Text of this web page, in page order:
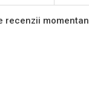
recenzii momentan